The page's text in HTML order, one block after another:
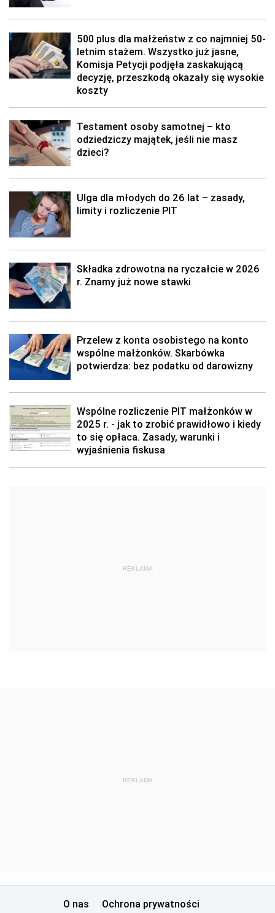
500 plus dla małżeństw z co najmniej 50-
letnim stażem. Wszystko już jasne,
Komisja Petycji podjęła zaskakującą
decyzję, przeszkodą okazały się wysokie
koszty
Testament osoby samotnej – kto
odziedziczy majątek, jeśli nie masz
dzieci?
Ulga dla młodych do 26 lat – zasady,
limity i rozliczenie PIT
Składka zdrowotna na ryczałcie w 2026
r. Znamy już nowe stawki
Przelew z konta osobistego na konto
wspólne małżonków. Skarbówka
potwierdza: bez podatku od darowizny
Wspólne rozliczenie PIT małżonków w
2025 r. - jak to zrobić prawidłowo i kiedy
to się opłaca. Zasady, warunki i
wyjaśnienia fiskusa
REKLAMA
REKLAMA
O nas
Ochrona prywatności